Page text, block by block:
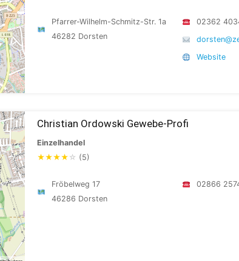
Pfarrer-Wilhelm-Schmitz-Str. 1a
46282 Dorsten
02362
Website
Christian Ordowski Gewebe-Profi
Einzelhandel
★★★★ ☆ (5)
Fröbelweg 17
46286 Dorsten
02866